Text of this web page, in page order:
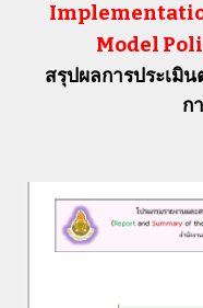
Model
สรุปผลการประเมิ
ก